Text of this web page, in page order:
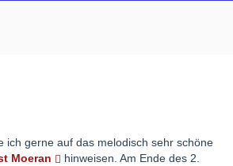
ich gerne auf das melodisch sehr schöne
Moeran
hinweisen. Am Ende des 2.